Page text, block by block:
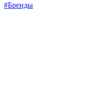
#Бренды